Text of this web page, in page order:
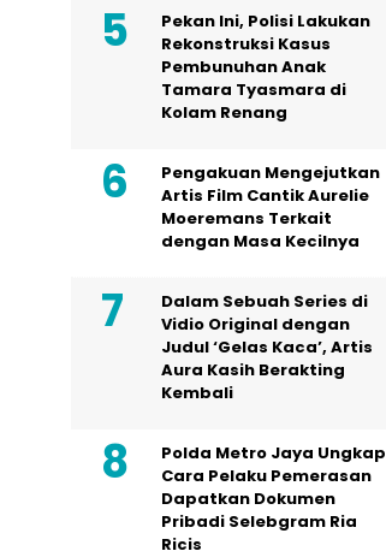
Pekan Ini, Polisi Lakukan
Rekonstruksi Kasus
Pembunuhan Anak
Tamara Tyasmara di
Kolam Renang
Pengakuan Mengejutkan
Artis Film Cantik Aurelie
Moeremans Terkait
dengan Masa Kecilnya
Dalam Sebuah Series di
Vidio Original dengan
Judul ‘Gelas Kaca’, Artis
Aura Kasih Berakting
Kembali
Polda Metro Jaya Ungkap
Cara Pelaku Pemerasan
Dapatkan Dokumen
Pribadi Selebgram Ria
Ricis